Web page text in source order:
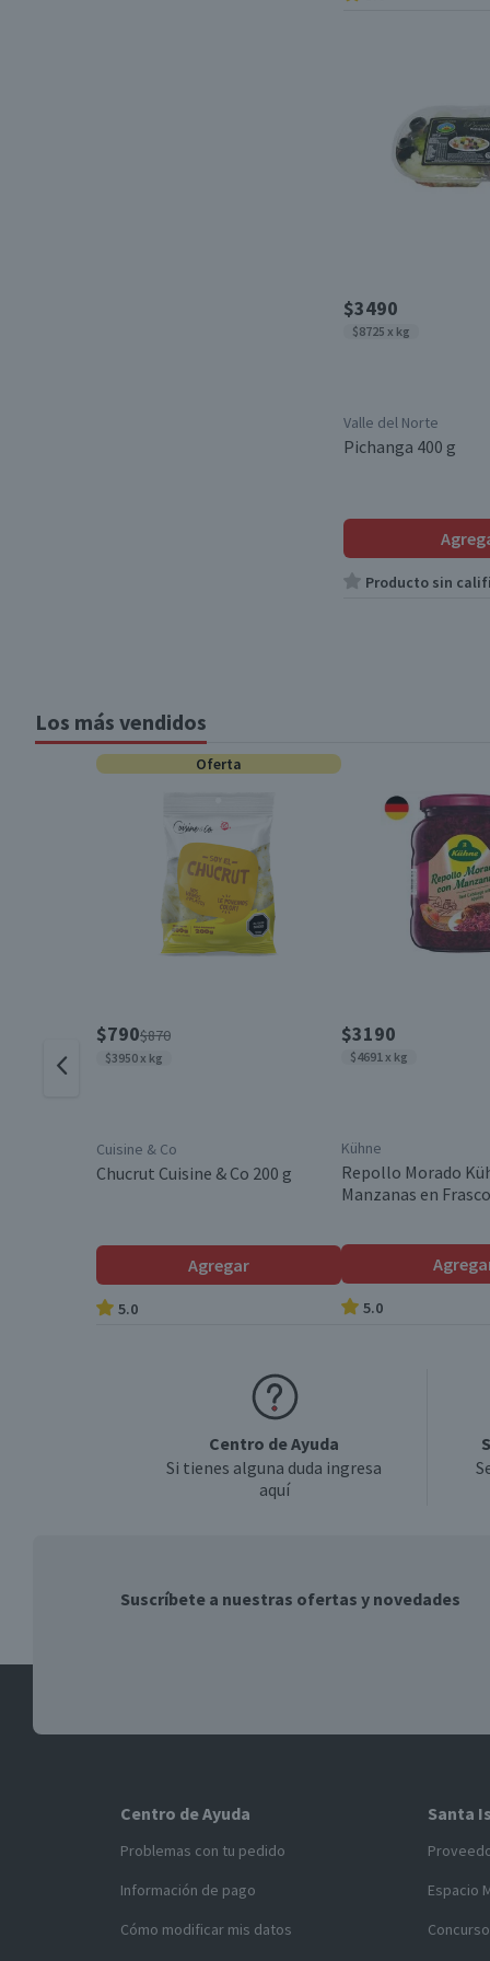
$3490
$8725 x kg
Valle del Norte
Pichanga 400 g
Producto sin
Los más vendidos
Oferta
$790$870
$3950 x kg
Cuisine & Co
Chucrut Cuisine & Co 200 g
Agregar
5.0
$3190
$4691 x kg
Kühne
Repollo Morado
Manzanas en
5.0
Centro de Ayuda
Si tienes alguna duda ingresa
aquí
Suscríbete a nuestras ofertas y novedades
Centro de Ayuda
Problemas con tu pedido
Información de pago
Cómo modificar mis datos
Santa
Espacio